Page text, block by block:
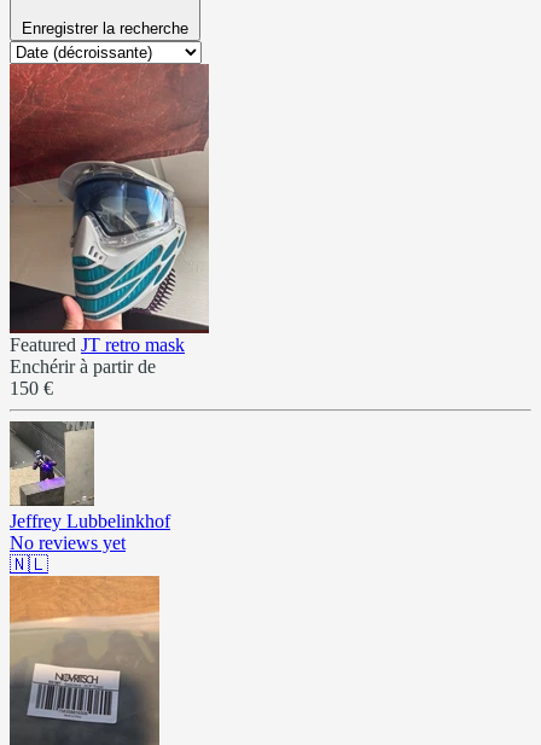
Enregistrer la recherche
Featured JT retro mask
Enchérir à partir de
150 €
Jeffrey Lubbelinkhof
No reviews yet
🇳🇱